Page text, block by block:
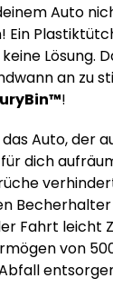
Auto
Ein
Lösung.
an zu
!
Auto, der
dich
Becherhalter
Fahrt leicht
von